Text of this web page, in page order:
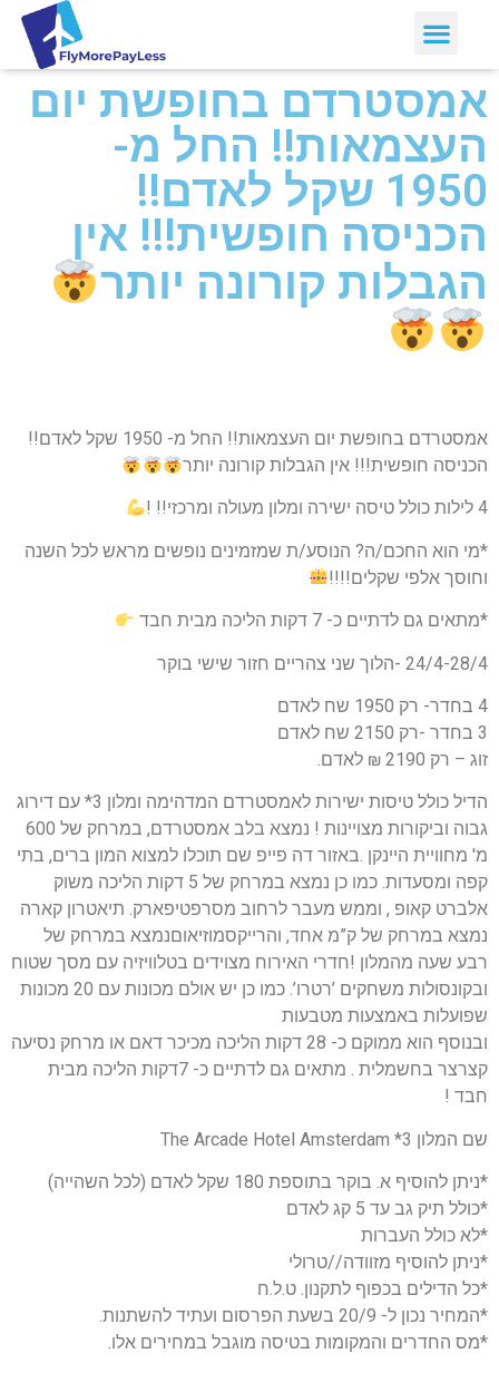
אמסטרדם בחופשת יום
העצמאות!! החל מ-
1950 שקל לאדם!!
הכניסה חופשית!!! אין
הגבלות קורונה יותר
אמסטרדם בחופשת יום העצמאות!! החל מ- 1950 שקל לאדם!!
הכניסה חופשית!!! אין הגבלות קורונה יותר
4 לילות כולל טיסה ישירה ומלון מעולה ומרכזי!! !
*מי הוא החכם/ה? הנוסע/ת שמזמינים נופשים מראש לכל השנה
וחוסך אלפי שקלים!!!!
*מתאים גם לדתיים כ- 7 דקות הליכה מבית חבד
24/4-28/4 -הלוך שני צהריים חזור שישי בוקר
4 בחדר- רק 1950 שח לאדם
3 בחדר -רק 2150 שח לאדם
זוג – רק 2190 ₪ לאדם.
הדיל כולל טיסות ישירות לאמסטרדם המדהימה ומלון 3* עם דירוג
גבוה וביקורות מצויינות ! נמצא בלב אמסטרדם, במרחק של 600
מ' מחוויית היינקן .באזור דה פייפ שם תוכלו למצוא המון ברים, בתי
קפה ומסעדות. כמו כן נמצא במרחק של 5 דקות הליכה משוק
אלברט קאופ , וממש מעבר לרחוב מסרפטיפארק. תיאטרון קארה
נמצא במרחק של ק”מ אחד, והרייקסמוזיאוםנמצא במרחק של
רבע שעה מהמלון !חדרי האירוח מצוידים בטלוויזיה עם מסך שטוח
ובקונסולות משחקים ’רטרו’. כמו כן יש אולם מכונות עם 20 מכונות
שפועלות באמצעות מטבעות
ובנוסף הוא ממוקם כ- 28 דקות הליכה מכיכר דאם או מרחק נסיעה
קצרצר בחשמלית . מתאים גם לדתיים כ- 7דקות הליכה מבית
חבד !
שם המלון 3* The Arcade Hotel Amsterdam
*ניתן להוסיף א. בוקר בתוספת 180 שקל לאדם (לכל השהייה)
*כולל תיק גב עד 5 קג לאדם
*לא כולל העברות
*ניתן להוסיף מזוודה//טרולי
*כל הדילים בכפוף לתקנון. ט.ל.ח
*המחיר נכון ל- 20/9 בשעת הפרסום ועתיד להשתנות.
*מס החדרים והמקומות בטיסה מוגבל במחירים אלו.